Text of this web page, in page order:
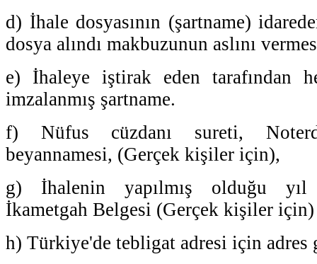
d) İhale dosyasının (şartname)
dosya alındı makbuzunun aslını
e) İhaleye iştirak eden tarafından
imzalanmış şartname.
f) Nüfus cüzdanı sureti,
beyannamesi, (Gerçek kişiler için),
g) İhalenin yapılmış olduğu yıl
İkametgah Belgesi (Gerçek kişiler için)
h) Türkiye'de tebligat adresi için adres